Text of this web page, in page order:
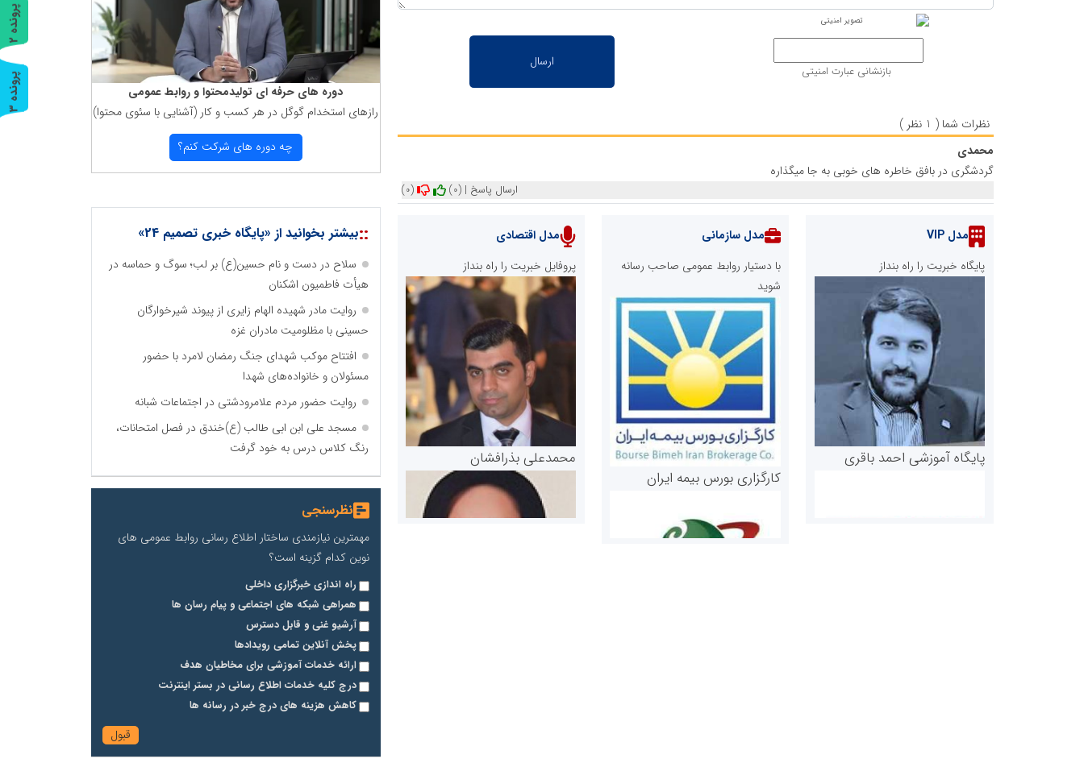
بازنشانی عبارت امنیتی
نظرات شما ( 1 نظر )
محمدی
گردشگری در بافق خاطره های خوبی به جا میگذاره
(0)
(0) ارسال پاسخ |
مدل VIP
پایگاه خبریت را راه بنداز
پایگاه آموزشی احمد باقری
مدل سازمانی
با دستیار روابط عمومی صاحب رسانه
شوید
کارگزاری بورس بیمه ایران
مدل اقتصادی
پروفایل خبریت را راه بنداز
محمدعلی بذرافشان
دوره های حرفه ای تولیدمحتوا و روابط عمومی
رازهای استخدام گوگل در هر كسب و كار (آشنایی با سئوی محتوا)
چه دوره های شركت كنم؟
::بیشتر بخوانید از «پایگاه خبری تصمیم 24»
سلاح در دست و نام حسین(ع) بر لب؛ سوگ و حماسه در
هیأت فاطمیون اشکنان
روایت مادر شهیده الهام زایری از پیوند شیرخوارگان
حسینی با مظلومیت مادران غزه
افتتاح موکب شهدای جنگ رمضان لامرد با حضور
مسئولان و خانواده‌های شهدا
روایت حضور مردم علامرودشتی در اجتماعات شبانه
مسجد علی ابن ابی طالب (ع)خندق در فصل امتحانات،
رنگ کلاس درس به خود گرفت
نظرسنجی
مهمترین نیازمندی ساختار اطلاع رسانی روابط عمومی های
نوین کدام گزینه است؟
راه اندازی خبرگزاری داخلی
همراهی شبکه های اجتماعی و پیام رسان ها
آرشیو غنی و قابل دسترس
پخش آنلاین تمامی رویدادها
ارائه خدمات آموزشی برای مخاطیان هدف
درج کلیه خدمات اطلاع رسانی در بستر اینترنت
کاهش هزینه های درج خبر در رسانه ها
پ
ر
و
ن
د
ه
2
پ
ر
و
ن
د
ه
3